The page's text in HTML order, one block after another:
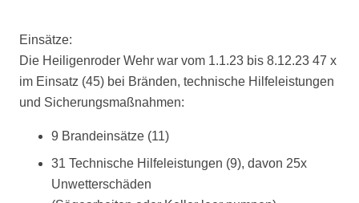
Einsätze:
Die Heiligenroder Wehr war vom 1.1.23 bis 8.12.23 47 x
im Einsatz (45) bei Bränden, technische Hilfeleistungen
und Sicherungsmaßnahmen:
9 Brandeinsätze (11)
31 Technische Hilfeleistungen (9), davon 25x
Unwetterschäden